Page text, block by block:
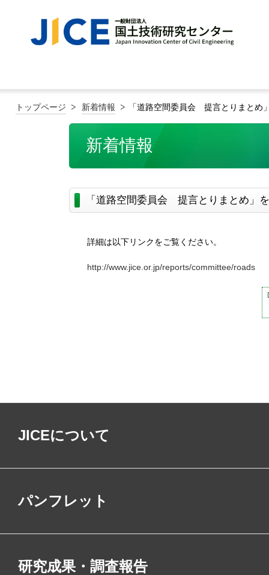
トップページ 新着情報 「道路空間委員会 提言とりまとめ
新着情報
「道路空間委員会 提言とりまとめ」
詳細は以下リンクをご覧ください。
http://www.jice.or.jp/reports/committee/roads
JICEについて
パンフレット
研究成果・調査報告